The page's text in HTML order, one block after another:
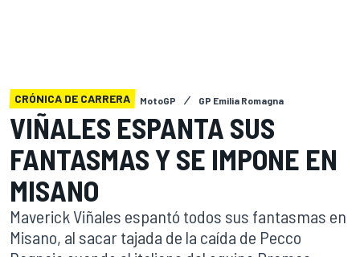
CRÓNICA DE CARRERA MotoGP GP Emilia Romagna
VIÑALES ESPANTA SUS
FANTASMAS Y SE IMPONE EN
MISANO
Maverick Viñales espantó todos sus fantasmas en
Misano, al sacar tajada de la caída de Pecco